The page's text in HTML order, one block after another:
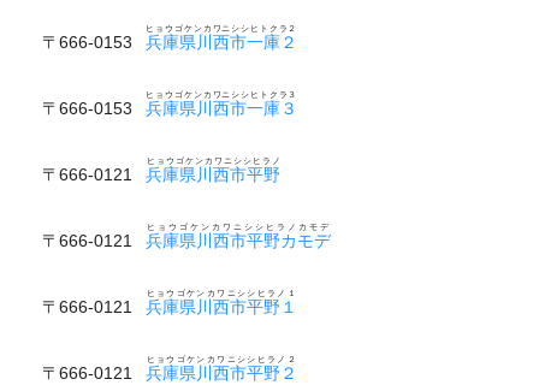
〒666-0153 兵庫県川西市一庫２
ヒョウゴケンカワニシシヒトクラ２
〒666-0153 兵庫県川西市一庫３
ヒョウゴケンカワニシシヒトクラ３
〒666-0121 兵庫県川西市平野
ヒョウゴケンカワニシシヒラノ
〒666-0121 兵庫県川西市平野カモデ
ヒョウゴケンカワニシシヒラノカモデ
〒666-0121 兵庫県川西市平野１
ヒョウゴケンカワニシシヒラノ１
〒666-0121 兵庫県川西市平野２
ヒョウゴケンカワニシシヒラノ２